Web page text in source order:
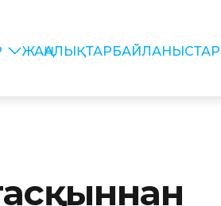
ЖАҢАЛЫҚТАРБАЙЛАНЫСТАР